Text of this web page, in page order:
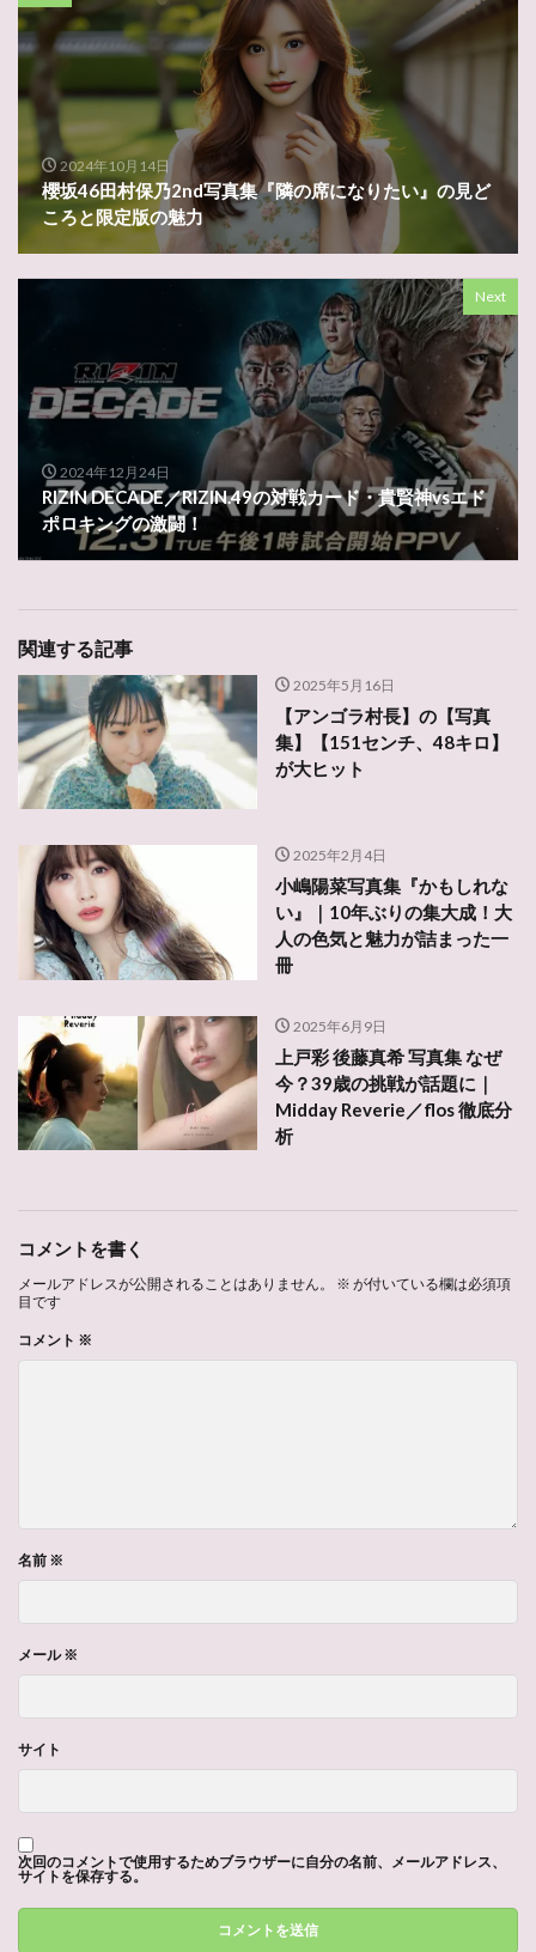
2024年10月14日
櫻坂46田村保乃2nd写真集『隣の席になりたい』の見ど
ころと限定版の魅力
Next
2024年12月24日
RIZIN DECADE／RIZIN.49の対戦カード・貴賢神vsエド
ポロキングの激闘！
関連する記事
2025年5月16日
【アンゴラ村長】の【写真
集】【151センチ、48キロ】
が大ヒット
2025年2月4日
小嶋陽菜写真集『かもしれな
い』｜10年ぶりの集大成！大
人の色気と魅力が詰まった一
冊
2025年6月9日
上戸彩 後藤真希 写真集 なぜ
今？39歳の挑戦が話題に｜
Midday Reverie／flos 徹底分
析
コメントを書く
メールアドレスが公開されることはありません。 ※ が付いている欄は必須項
目です
コメント ※
名前 ※
メール※
サイト
次回のコメントで使用するためブラウザーに自分の名前、メールアドレス、
サイトを保存する。